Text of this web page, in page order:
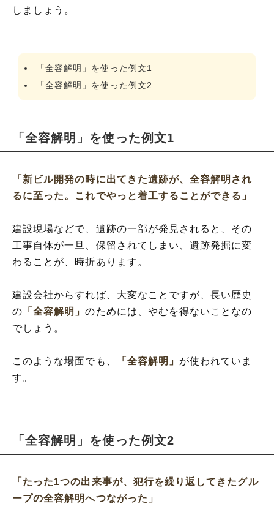
しましょう。
「全容解明」を使った例文1
「全容解明」を使った例文2
「全容解明」を使った例文1
「新ビル開発の時に出てきた遺跡が、全容解明され
るに至った。これでやっと着工することができる」
建設現場などで、遺跡の一部が発見されると、その
工事自体が一旦、保留されてしまい、遺跡発掘に変
わることが、時折あります。
建設会社からすれば、大変なことですが、長い歴史
の 「全容解明」のためには、やむを得ないことなの
でしょう。
このような場面でも、 「全容解明」 が使われていま
す。
「全容解明」を使った例文2
「たった1つの出来事が、犯行を繰り返してきたグル
ープの全容解明へつながった」